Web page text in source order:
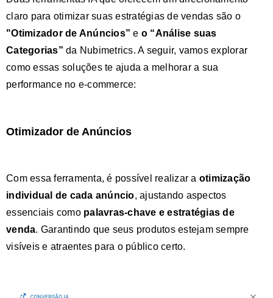
claro para otimizar suas estratégias de vendas são o
"Otimizador de Anúncios”e o “Análise suas
Categorias” da Nubimetrics. A seguir, vamos explorar
como essas soluções te ajuda a melhorar a sua
performance no e-commerce:
Otimizador de Anúncios
Com essa ferramenta, é possível realizar a otimização
individual de cada anúncio, ajustando aspectos
essenciais como palavras-chave e estratégias de
venda. Garantindo que seus produtos estejam sempre
visíveis e atraentes para o público certo.